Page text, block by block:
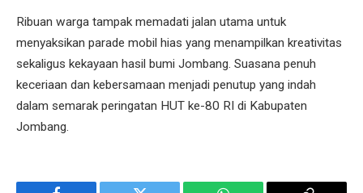
Ribuan warga tampak memadati jalan utama untuk
menyaksikan parade mobil hias yang menampilkan kreativitas
sekaligus kekayaan hasil bumi Jombang. Suasana penuh
keceriaan dan kebersamaan menjadi penutup yang indah
dalam semarak peringatan HUT ke-80 RI di Kabupaten
Jombang.